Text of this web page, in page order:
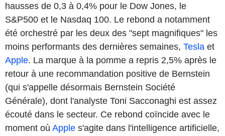
hausses de 0,3 à 0,4% pour le Dow Jones, le
S&P500 et le Nasdaq 100. Le rebond a notamment
été orchestré par les deux des "sept magnifiques" les
moins performants des dernières semaines, Tesla et
Apple. La marque à la pomme a repris 2,5% après le
retour à une recommandation positive de Bernstein
(qui s'appelle désormais Bernstein Société
Générale), dont l'analyste Toni Sacconaghi est assez
écouté dans le secteur. Ce rebond coïncide avec le
moment où Apple s'agite dans l'intelligence artificielle,